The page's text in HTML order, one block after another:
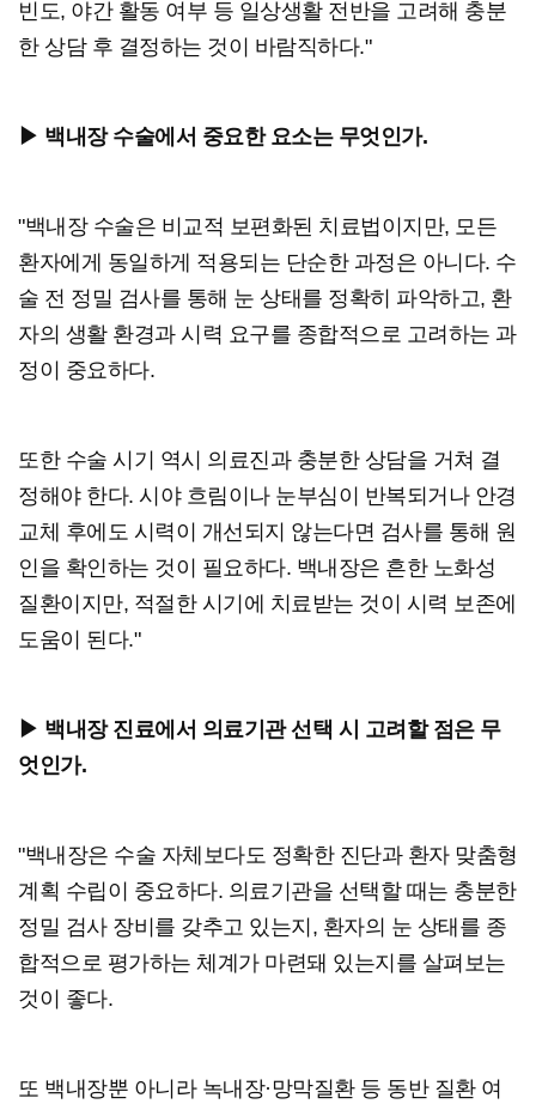
빈도, 야간 활동 여부 등 일상생활 전반을 고려해 충분
한 상담 후 결정하는 것이 바람직하다."
▶ 백내장 수술에서 중요한 요소는 무엇인가.
"백내장 수술은 비교적 보편화된 치료법이지만, 모든
환자에게 동일하게 적용되는 단순한 과정은 아니다. 수
술 전 정밀 검사를 통해 눈 상태를 정확히 파악하고, 환
자의 생활 환경과 시력 요구를 종합적으로 고려하는 과
정이 중요하다.
또한 수술 시기 역시 의료진과 충분한 상담을 거쳐 결
정해야 한다. 시야 흐림이나 눈부심이 반복되거나 안경
교체 후에도 시력이 개선되지 않는다면 검사를 통해 원
인을 확인하는 것이 필요하다. 백내장은 흔한 노화성
질환이지만, 적절한 시기에 치료받는 것이 시력 보존에
도움이 된다."
▶ 백내장 진료에서 의료기관 선택 시 고려할 점은 무
엇인가.
"백내장은 수술 자체보다도 정확한 진단과 환자 맞춤형
계획 수립이 중요하다. 의료기관을 선택할 때는 충분한
정밀 검사 장비를 갖추고 있는지, 환자의 눈 상태를 종
합적으로 평가하는 체계가 마련돼 있는지를 살펴보는
것이 좋다.
또 백내장뿐 아니라 녹내장·망막질환 등 동반 질환 여